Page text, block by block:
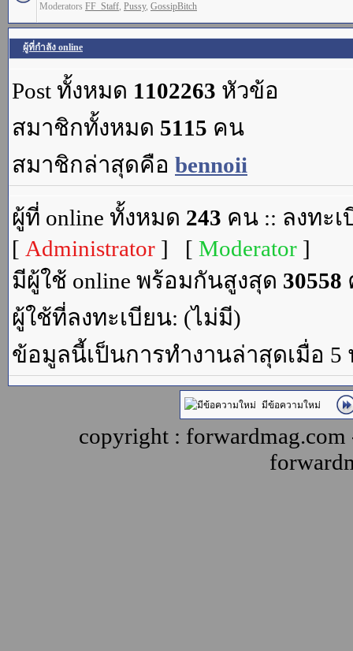
Moderators FF_Staff, Pussy, GossipBitch
ผู้ที่กำลัง online
Post ทั้งหมด 1102263 หัวข้อ
สมาชิกทั้งหมด 5115 คน
สมาชิกล่าสุดคือ bennoii
ผู้ที่ online ทั้งหมด 243 คน :: ลงทะ
[ Administrator ] [ Moderator ]
มีผู้ใช้ online พร้อมกันสูงสุด 30558
ผู้ใช้ที่ลงทะเบียน: (ไม่มี)
ข้อมูลนี้เป็นการทำงานล่าสุดเมื่อ 5
มีข้อความใหม่
copyright :